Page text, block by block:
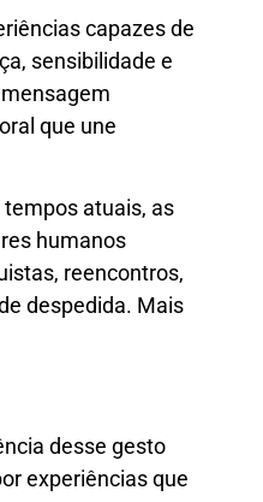
capazes de
sensibilidade e
que une
atuais, as
humanos
reencontros,
despedida. Mais
desse gesto
experiências que